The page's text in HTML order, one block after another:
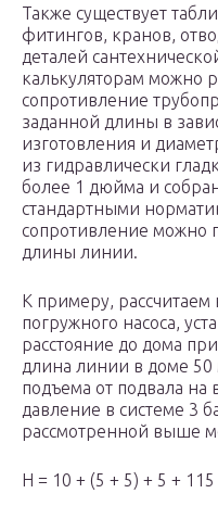
Также существует
фитингов, кранов,
деталей
калькуляторам можно
сопротивление
заданной длины в
изготовления и
из гидравлически
более 1 дюйма и
стандартными
сопротивление можно
длины линии.
К примеру,
погружного насоса,
расстояние до дома
длина линии в доме 50
подъема от подвала
давление в системе 3
рассмотренной выше
Н = 10 + (5 + 5) + 5 +